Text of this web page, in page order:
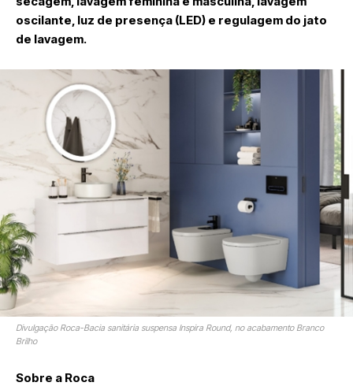
oscilante, luz de presença (LED) e regulagem do jato
de lavagem.
Divulgação Roca-Bacia sanitária suspensa Inspira Round, no acabamento Branco
Brilho
Sobre a Roca